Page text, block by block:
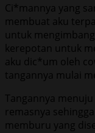
Ci*mannya yang
membuat aku
untuk
kerepotan untuk
aku dic*um oleh
tangannya mulai
Tangannya
remasnya
memburu yang